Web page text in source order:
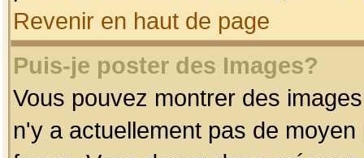
Revenir en haut de page
Puis-je poster des Images?
Vous pouvez montrer des
n'y a actuellement pas de